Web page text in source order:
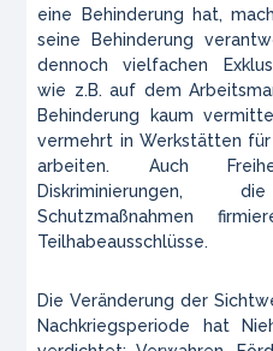
eine Behinderung hat,
seine Behinderung
dennoch vielfachen
wie z.B. auf dem
Behinderung kaum
vermehrt in Werkstätten
arbeiten. Auch
Schutzmaßnahmen
Teilhabeausschlüsse.
Die Veränderung der
Nachkriegsperiode hat